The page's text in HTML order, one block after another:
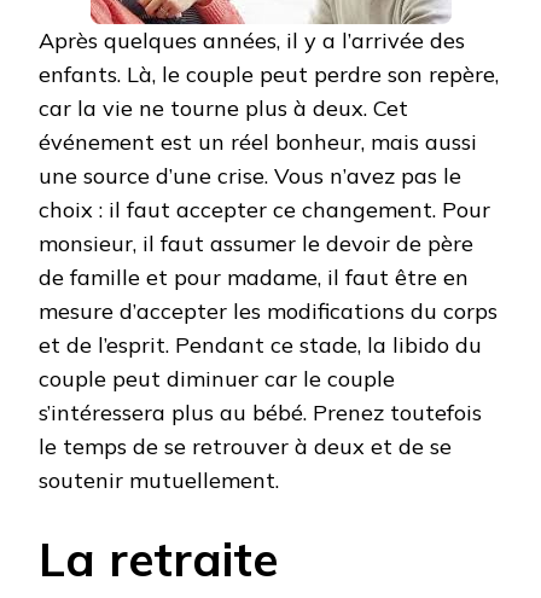
Après quelques années, il y a l’arrivée des
enfants. Là, le couple peut perdre son repère,
car la vie ne tourne plus à deux. Cet
événement est un réel bonheur, mais aussi
une source d’une crise. Vous n’avez pas le
choix : il faut accepter ce changement. Pour
monsieur, il faut assumer le devoir de père
de famille et pour madame, il faut être en
mesure d’accepter les modifications du corps
et de l’esprit. Pendant ce stade, la libido du
couple peut diminuer car le couple
s’intéressera plus au bébé. Prenez toutefois
le temps de se retrouver à deux et de se
soutenir mutuellement.
La retraite